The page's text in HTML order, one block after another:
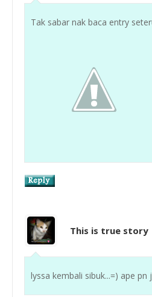
Tak sabar nak baca entry
This is true story
lyssa kembali sibuk...=) ape pn